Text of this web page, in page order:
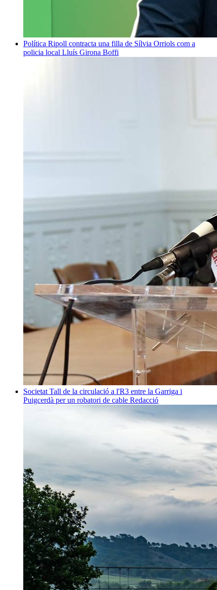
Política Ripoll contracta una filla de Sílvia Orriols com a
policia local Lluís Girona Boffi
Societat Tall de la circulació a l'R3 entre la Garriga i
Puigcerdà per un robatori de cable Redacció